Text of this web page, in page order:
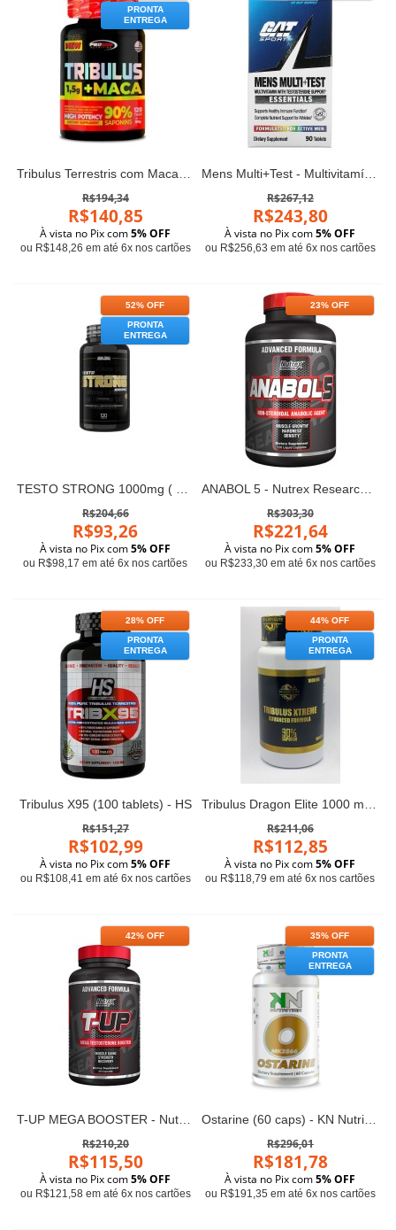
PRONTA
ENTREGA
Tribulus Terrestris com Maca (120 tabs) - Pro Size Nutrition
R$194,34
R$140,85
À vista no Pix com5% OFF
ou R$148,26 em até 6x nos cartões
Mens Multi+Test - Multivitamínico com Suporte de Testosterona, 90 Comprimidos
R$267,12
R$243,80
À vista no Pix com5% OFF
ou R$256,63 em até 6x nos cartões
52% OFF
PRONTA
ENTREGA
TESTO STRONG 1000mg ( Tribulus com Maca 120 caps)
R$204,66
R$93,26
À vista no Pix com5% OFF
ou R$98,17 em até 6x nos cartões
23% OFF
ANABOL 5 - Nutrex Research (120 cápsulas)
R$303,30
R$221,64
À vista no Pix com5% OFF
ou R$233,30 em até 6x nos cartões
28% OFF
PRONTA
ENTREGA
Tribulus X95 (100 tablets) - HS
R$151,27
R$102,99
À vista no Pix com5% OFF
ou R$108,41 em até 6x nos cartões
44% OFF
PRONTA
ENTREGA
Tribulus Dragon Elite 1000 mg com 90 % saponin
R$211,06
R$112,85
À vista no Pix com5% OFF
ou R$118,79 em até 6x nos cartões
42% OFF
T-UP MEGA BOOSTER - Nutrex (60 cápsulas)
R$210,20
R$115,50
À vista no Pix com5% OFF
ou R$121,58 em até 6x nos cartões
35% OFF
PRONTA
ENTREGA
Ostarine (60 caps) - KN Nutrition
R$296,01
R$181,78
À vista no Pix com5% OFF
ou R$191,35 em até 6x nos cartões